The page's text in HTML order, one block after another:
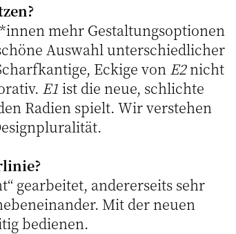
mehr Gestaltungsoptionen
Auswahl unterschiedlicher
Eckige von E2nicht
E1 ist die neue, schlichte
Radien spielt. Wir verstehen
gearbeitet, andererseits sehr
Mit der neuen
bedienen.